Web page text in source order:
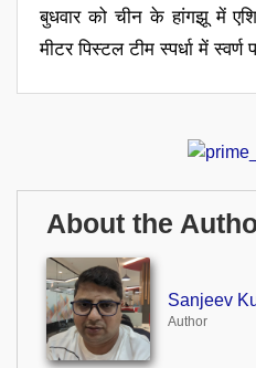
बुधवार को चीन के हांगझू में
मीटर पिस्टल टीम स्पर्धा में
About the
Sanjeev
Author